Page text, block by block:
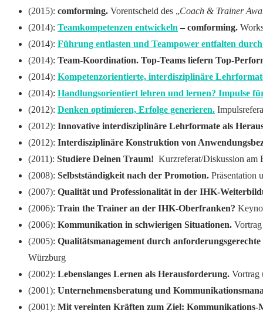
(2015): comforming. Vorentscheid des „Coach & Trainer
(2014): Teamkompetenzen entwickeln – comforming.
(2014): Führung entlasten und Teampower entfalten
(2014): Team-Koordination. Top-Teams liefern Top-
(2014): Kompetenzorientierte, interdisziplinäre
(2014): Handlungsorientiert lehren und lernen? Impulse
(2012): Denken optimieren, Erfolge generieren.
(2012): Innovative interdisziplinäre Lehrformate als
(2012): Interdisziplinäre Konstruktion von
(2011): Studiere Deinen Traum! Kurzreferat/Diskussion am
(2008): Selbstständigkeit nach der Promotion. Präsentation
(2007): Qualität und Professionalität in der IHK-
(2006): Train the Trainer an der IHK-Oberfranken?
(2006): Kommunikation in schwierigen Situationen.
(2005): Qualitätsmanagement durch
Würzburg
(2002): Lebenslanges Lernen als Herausforderung. Vortrag
(2001): Unternehmensberatung und
(2001): Mit vereinten Kräften zum Ziel: Kommunikations-